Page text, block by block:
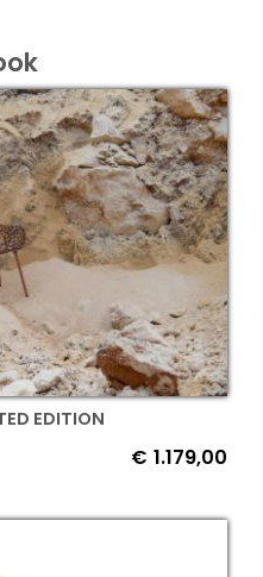
EDITION
€ 1.179,00